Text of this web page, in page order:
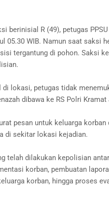
berinisial R (49), petugas
05.30 WIB. Namun saat saksi
tergantung di pohon. Saksi
lokasi, petugas tidak
dibawa ke RS Polri
pesan untuk keluarga
di sekitar lokasi kejadian.
telah dilakukan kepolisian
korban, pembuatan
korban, hingga proses